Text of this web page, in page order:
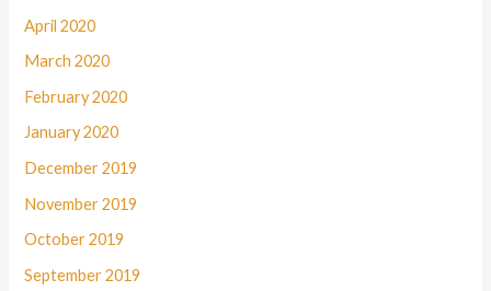
April 2020
March 2020
February 2020
January 2020
December 2019
November 2019
October 2019
September 2019